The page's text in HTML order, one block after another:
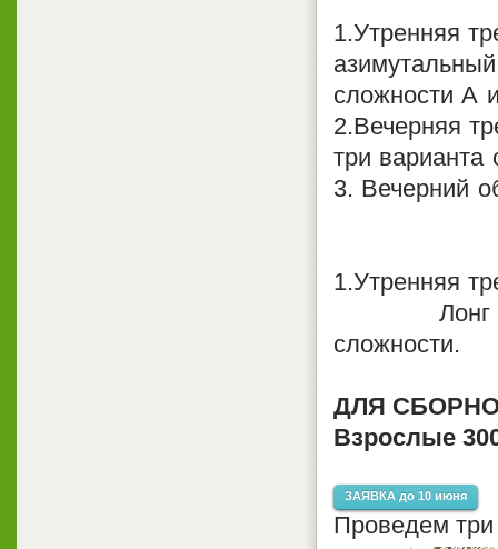
1.Утренняя
сложности А
2.Вечерняя
три
3. Вечерний
1.Утренняя
Лонг на
сложности.
ДЛЯ
Взрослые
ЗАЯВКА до 10 июня
Проведем